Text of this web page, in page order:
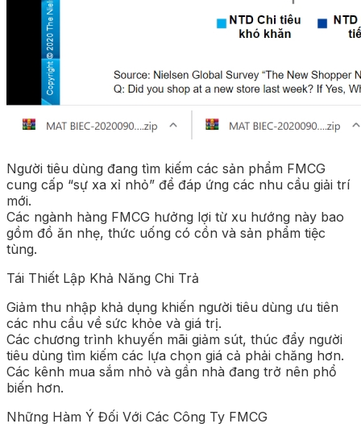
Người tiêu dùng đang tìm kiếm các sản phẩm FMCG
cung cấp “sự xa xỉ nhỏ” để đáp ứng các nhu cầu giải trí
mới.
Các ngành hàng FMCG hưởng lợi từ xu hướng này bao
gồm đồ ăn nhẹ, thức uống có cồn và sản phẩm tiệc
tùng.
Tái Thiết Lập Khả Năng Chi Trả
Giảm thu nhập khả dụng khiến người tiêu dùng ưu tiên
các nhu cầu về sức khỏe và giá trị.
Các chương trình khuyến mãi giảm sút, thúc đẩy người
tiêu dùng tìm kiếm các lựa chọn giá cả phải chăng hơn.
Các kênh mua sắm nhỏ và gần nhà đang trở nên phổ
biến hơn.
Những Hàm Ý Đối Với Các Công Ty FMCG